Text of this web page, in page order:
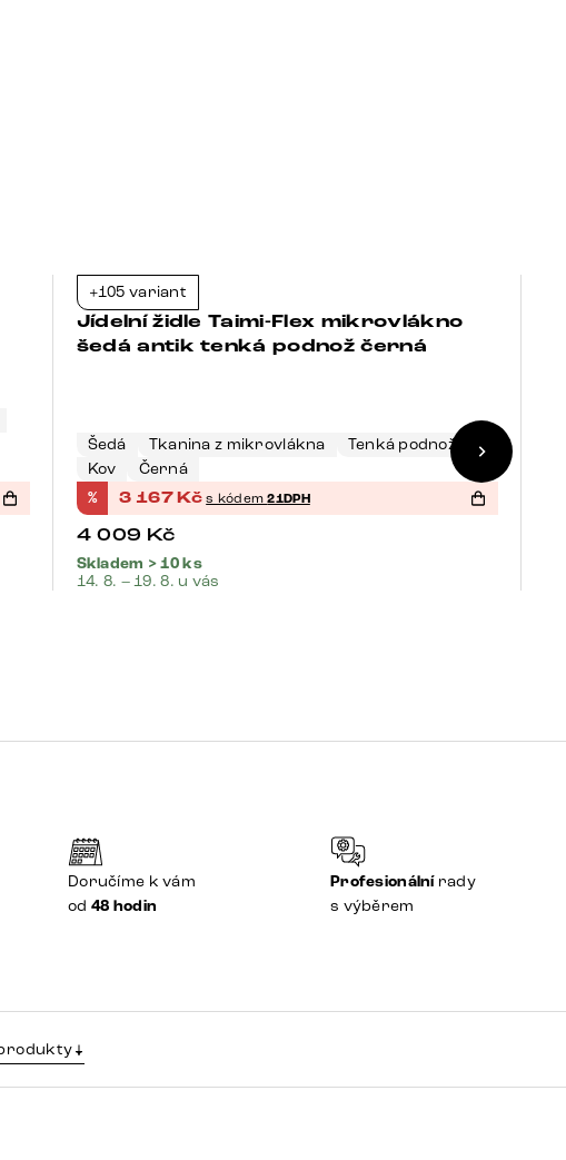
+105 variant
Jídelní židle Taimi-Flex mikrovlákno
šedá antik tenká podnož černá
Šedá Tkanina z mikrovlákna
Tenká podnož
Kov
Černá
% 3 167Kč s kódem21DPH
4 009 Kč
Skladem > 10 ks
14. 8. – 19. 8. u vás
Doručíme k vám
od 48 hodin
Profesionálnírady
s výběrem